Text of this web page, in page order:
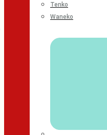
Tenko
Waneko